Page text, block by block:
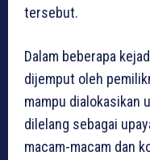
tersebut.
Dalam beberapa
dijemput oleh
mampu dialokasikan
dilelang sebagai
macam-macam dan